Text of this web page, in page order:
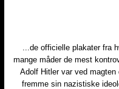
​...de officielle plakater fra
mange måder de mest
Adolf Hitler var ved
fremme sin nazistiske